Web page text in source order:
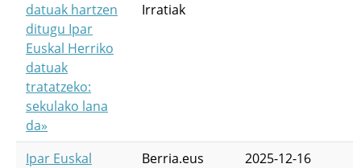
datuak hartzen
ditugu Ipar
Euskal Herriko
datuak
tratatzeko:
sekulako lana
da»
Irratiak
Ipar Euskal
Berria.eus 2025-12-16